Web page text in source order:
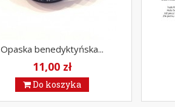
Opaska benedyktyńska...
11,00 zł
Do koszyka